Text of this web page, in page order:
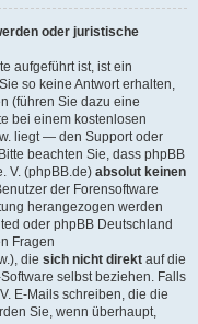
oder juristische
aufgeführt ist, ist ein
so keine Antwort erhalten,
(führen Sie dazu eine
bei einem kostenlosen
liegt — den Support oder
beachten Sie, dass phpBB
V. (phpBB.de) absolut keinen
der Forensoftware
herangezogen werden
oder phpBB Deutschland
Fragen
die sich nicht direkt auf die
selbst beziehen. Falls
E-Mails schreiben, die die
Sie, wenn überhaupt,